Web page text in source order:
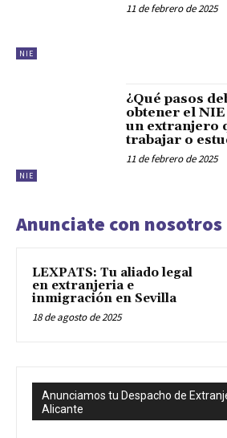
NIE
11 de febrero de 2025
NIE
¿Qué pasos
obtener el NIE
un extranjero
trabajar o
11 de febrero de 2025
Anunciate con nosotros
LEXPATS: Tu aliado legal
en extranjeria e
inmigración en Sevilla
18 de agosto de 2025
Anunciamos tu Despacho de
Alicante